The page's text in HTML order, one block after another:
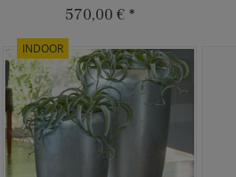
570,00 € *
INDOOR